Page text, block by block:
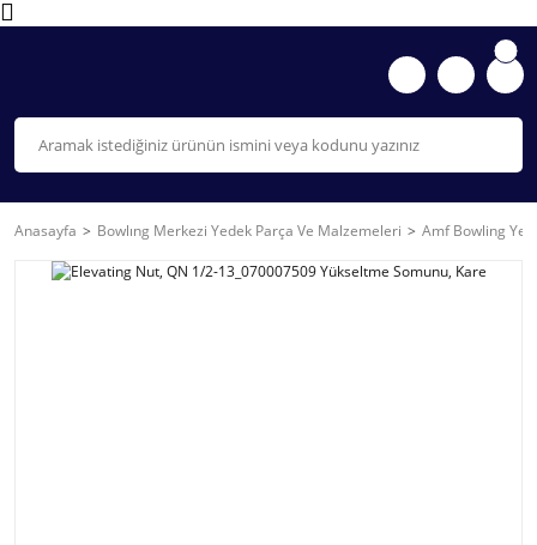
Anasayfa Bowlıng Merkezi Yedek Parça Ve Malzemeleri Amf Bowling